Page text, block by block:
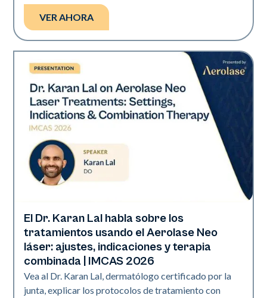
VER AHORA
Era Elite | Neo Elite | Presentaciones
El Dr. Karan Lal habla sobre los
tratamientos usando el Aerolase Neo
láser: ajustes, indicaciones y terapia
combinada | IMCAS 2026
Vea al Dr. Karan Lal, dermatólogo certificado por la
junta, explicar los protocolos de tratamiento con